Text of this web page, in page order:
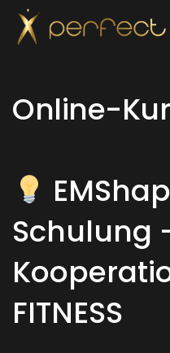
Online-
Schulung
FITNESS